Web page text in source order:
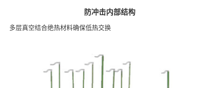
防冲击内部结构
多层真空结合绝热材料确保低热交换